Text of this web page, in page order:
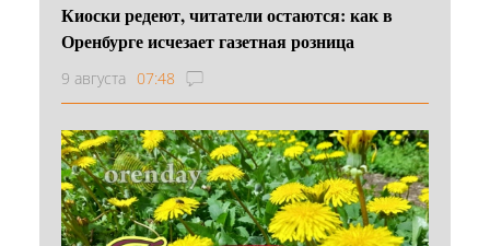
Киоски редеют, читатели остаются: как в
Оренбурге исчезает газетная розница
9 августа 07:48